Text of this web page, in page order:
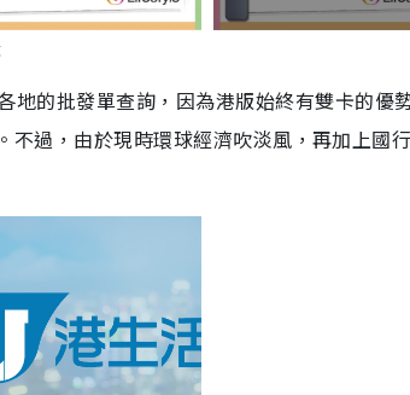
地的批發單查詢，因為港版始終有雙卡的優
過，由於現時環球經濟吹淡風，再加上國